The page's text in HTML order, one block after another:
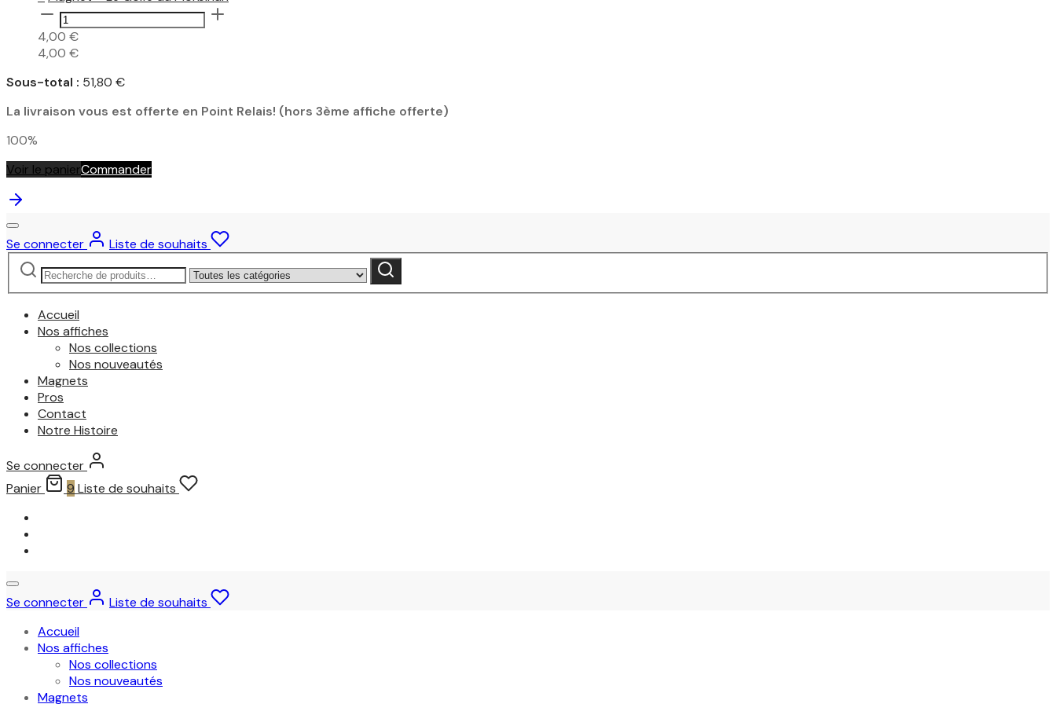
Malo
–
Grand
Casino
quantité
de
Magnet
–
Le
du
4,00 €
4,00 €
Sous-total : 51,80 €
La livraison vous est offerte en Point Relais! (hors 3ème affiche offerte)
100%
Voir le panierCommander
Se connecter
Liste de souhaits
Recherche
pour :
Narrow
by
category:
Recherche
Accueil
Nos affiches
Nos collections
Nos nouveautés
Magnets
Pros
Contact
Notre Histoire
Se connecter
Panier
9 Liste de souhaits
Se connecter
Liste de souhaits
Accueil
Nos affiches
Nos collections
Nos nouveautés
Magnets